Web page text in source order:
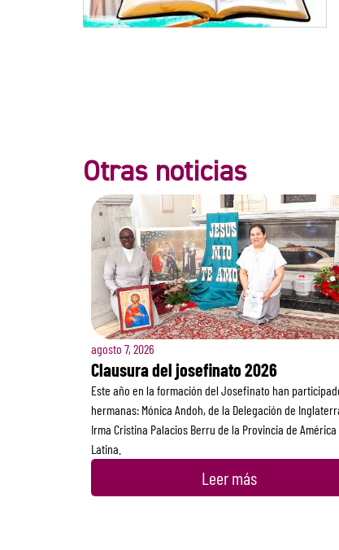
Otras noticias
agosto 7, 2026
Clausura del josefinato 2026
Este año en la formación del Josefinato han
hermanas: Mónica Andoh, de la Delegación de
Irma Cristina Palacios Berru de la Provincia de América
Latina.
Leer más